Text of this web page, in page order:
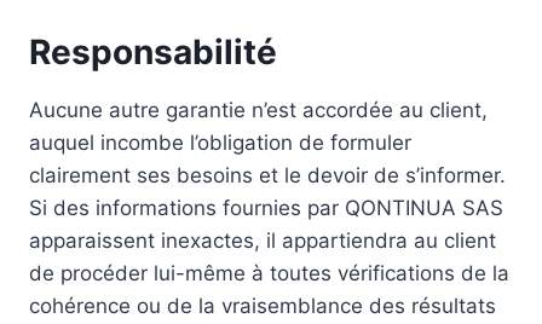
Responsabilité
Aucune autre garantie n’est accordée au client,
auquel incombe l’obligation de formuler
clairement ses besoins et le devoir de s’informer.
Si des informations fournies par QONTINUA SAS
apparaissent inexactes, il appartiendra au client
de procéder lui-même à toutes vérifications de la
cohérence ou de la vraisemblance des résultats